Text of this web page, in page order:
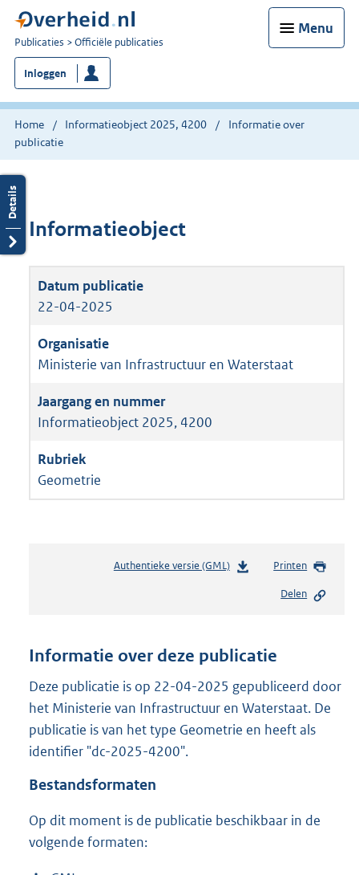
Menu
U
bent
nu
hier:
Publicaties Officiële publicaties
Inloggen
Home Informatieobject 2025, 4200
Informatie over
publicatie
Informatieobject
22-04-2025
Ministerie van Infrastructuur en Waterstaat
Informatieobject 2025, 4200
Geometrie
Authentieke versie (GML)b
n
s
r
o
:
Printen
Delen
Informatie over deze publicatie
Deze publicatie is op 22-04-2025 gepubliceerd door
het Ministerie van Infrastructuur en Waterstaat. De
publicatie is van het type Geometrie en heeft als
identifier "dc-2025-4200".
Bestandsformaten
Op dit moment is de publicatie beschikbaar in de
volgende formaten: